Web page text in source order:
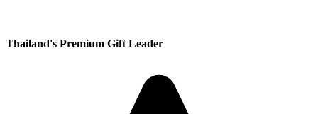
Thailand's Premium Gift Leader